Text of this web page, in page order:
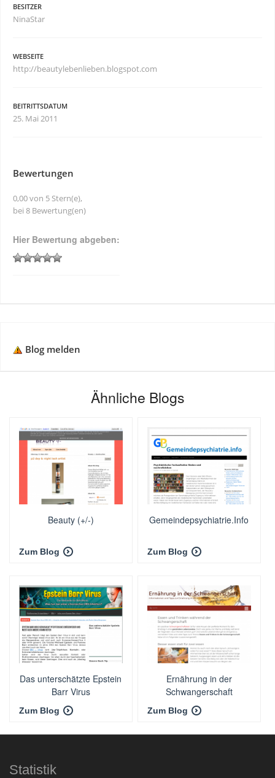
BESITZER
NinaStar
WEBSEITE
http://beautylebenlieben.blogspot.com
BEITRITTSDATUM
25. Mai 2011
Bewertungen
0,00 von 5 Stern(e),
bei 8 Bewertung(en)
Hier Bewertung abgeben:
Blog melden
Ähnliche Blogs
Beauty (+/-)
Zum Blog
Gemeindepsychiatrie.Info
Zum Blog
Das unterschätzte Epstein
Barr Virus
Zum Blog
Ernährung in der
Schwangerschaft
Zum Blog
Statistik